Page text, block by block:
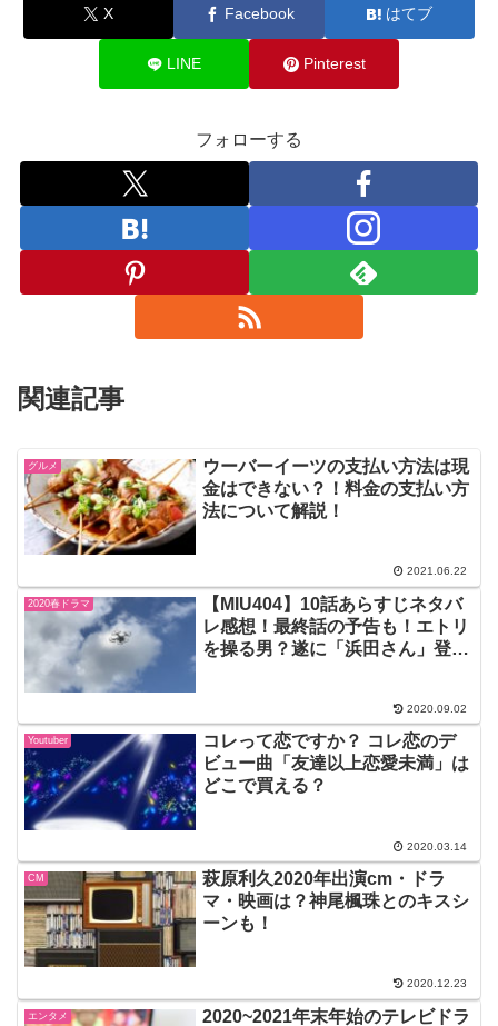
X Facebook はてブ
LINE Pinterest
フォローする
関連記事
グルメ
ウーバーイーツの支払い方法は現
金はできない？！料金の支払い方
法について解説！
2021.06.22
2020春ドラマ
【MIU404】10話あらすじネタバ
レ感想！最終話の予告も！エトリ
を操る男？遂に「浜田さん」登
2020.09.02
Youtuber
コレって恋ですか？ コレ恋のデ
ビュー曲「友達以上恋愛未満」は
どこで買える？
2020.03.14
CM
萩原利久2020年出演cm・ドラ
マ・映画は？神尾楓珠とのキスシ
ーンも！
2020.12.23
エンタメ
2020~2021年末年始のテレビドラ